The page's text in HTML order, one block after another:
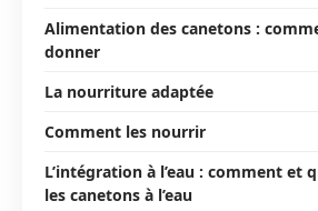
Alimentation des canetons :
donner
La nourriture adaptée
Comment les nourrir
L’intégration à l’eau : comment et
les canetons à l’eau